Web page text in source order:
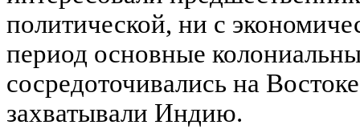
политической, ни с
период основные
сосредоточивались на
захватывали Индию.